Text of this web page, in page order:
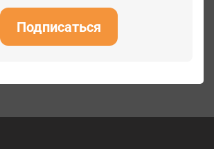
Подписаться